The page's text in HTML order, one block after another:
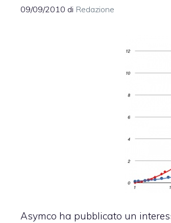
09/09/2010 di Redazione
Asymco ha pubblicato un